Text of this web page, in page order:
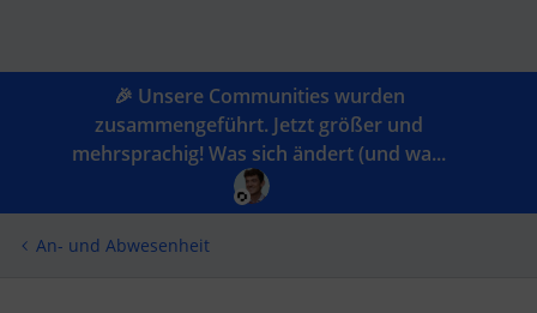
🎉 Unsere Communities wurden
zusammengeführt. Jetzt größer und
mehrsprachig! Was sich ändert (und wa...
An- und Abwesenheit